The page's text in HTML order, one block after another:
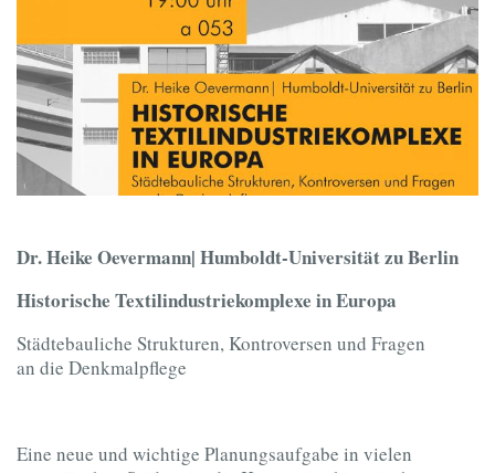
Dr. Heike Oevermann| Humboldt-Universität zu Berlin
Historische Textilindustriekomplexe in Europa
Städtebauliche Strukturen, Kontroversen und Fragen
an die Denkmalpflege
Eine neue und wichtige Planungsaufgabe in vielen